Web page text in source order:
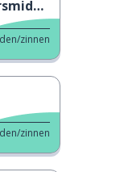
zinnen
zinnen